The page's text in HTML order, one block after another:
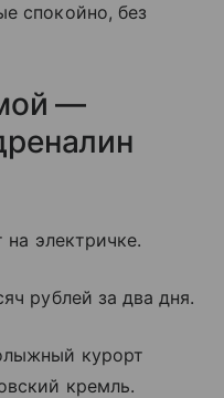
спокойно, без
—
на электричке.
рублей за два дня.
курорт
кремль.